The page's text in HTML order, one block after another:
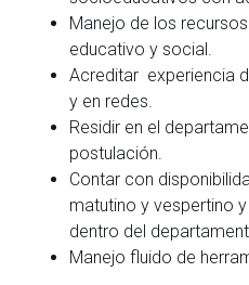
Manejo de los
educativo y social.
Acreditar experiencia
y en redes.
Residir en el
postulación.
Contar con
matutino y vespertino
dentro del
Manejo fluido de